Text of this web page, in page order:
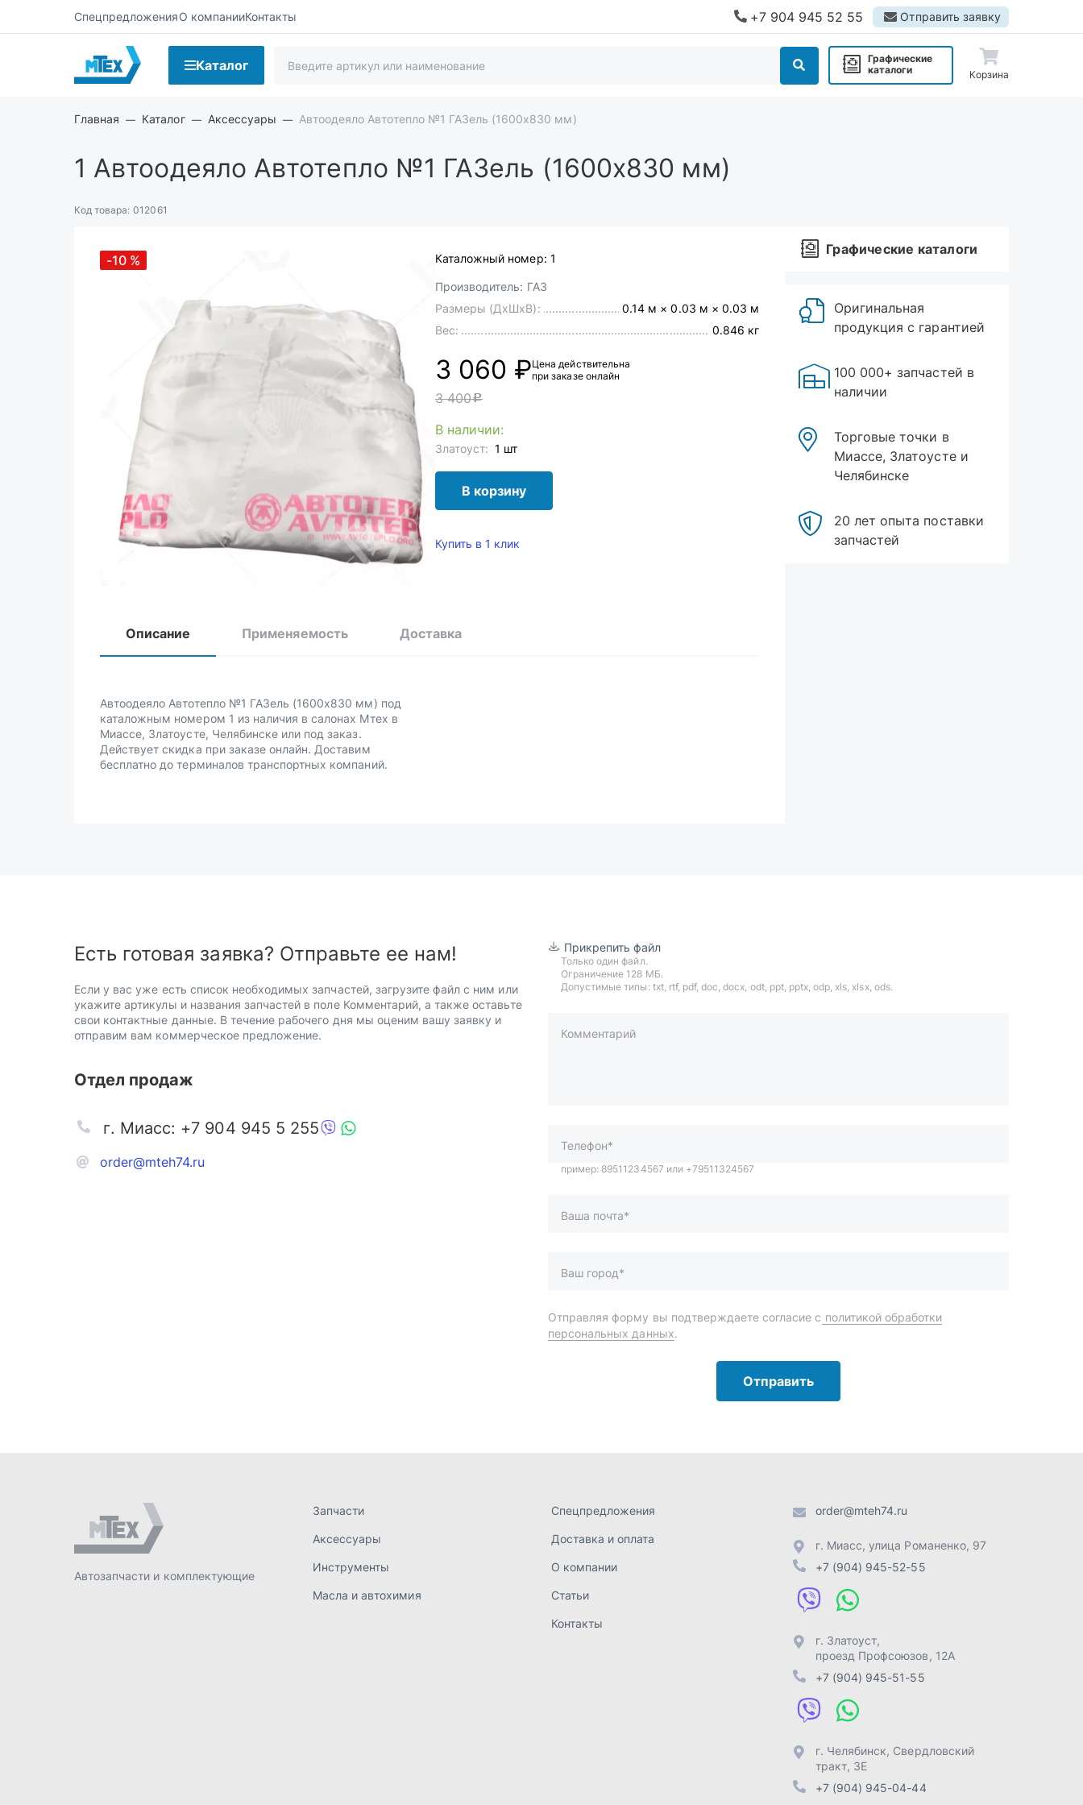
СпецпредложенияО компанииКонтакты +7 904 945 52 55 Отправить заявку
Каталог
Графические
каталоги
Корзина
Главная Каталог Аксессуары Автоодеяло Автотепло №1 ГАЗель (1600х830 мм)
1 Автоодеяло Автотепло №1 ГАЗель (1600х830 мм)
Код товара: 012061
-10 % Каталожный номер: 1
Производитель: ГАЗ
Размеры (ДхШхВ):
0.14 м × 0.03 м × 0.03 м
Вес:
0.846 кг
3 060 ₽Цена действительна
при заказе онлайн
3 400c
В наличии:
Златоуст: 1 шт
В корзину
Купить в 1 клик
Описание Применяемость Доставка
Автоодеяло Автотепло №1 ГАЗель (1600х830 мм) под
каталожным номером 1 из наличия в салонах Мтех в
Миассе, Златоусте, Челябинске или под заказ.
Действует скидка при заказе онлайн. Доставим
бесплатно до терминалов транспортных компаний.
Графические каталоги
Оригинальная
продукция с гарантией
100 000+ запчастей в
наличии
Торговые точки в
Миассе, Златоусте и
Челябинске
20 лет опыта поставки
запчастей
Есть готовая заявка? Отправьте ее нам!
Если у вас уже есть список необходимых запчастей, загрузите файл с ним или
укажите артикулы и названия запчастей в поле Комментарий, а также оставьте
свои контактные данные. В течение рабочего дня мы оценим вашу заявку и
отправим вам коммерческое предложение.
Отдел продаж
order@mteh74.ru
г. Миасс: +7 904 945 5 255
Прикрепить файл
Только один файл.
Ограничение 128 МБ.
Допустимые типы: txt, rtf, pdf, doc, docx, odt, ppt, pptx, odp, xls, xlsx, ods.
Комментарий
пример: 89511234567 или +79511324567
Отправить
Доставка и оплата
+7 (904) 945-52-55
г. Челябинск,Свердловский
тракт, 3Е
Отправить заявку
Разработка -